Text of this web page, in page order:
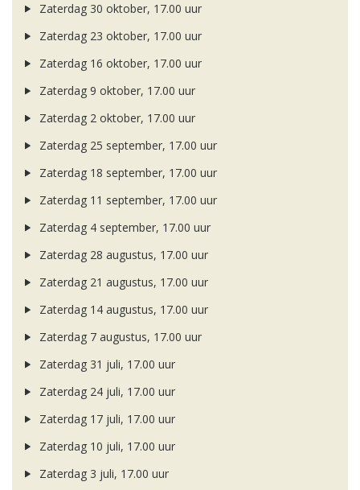
Zaterdag 30 oktober, 17.00 uur
Zaterdag 23 oktober, 17.00 uur
Zaterdag 16 oktober, 17.00 uur
Zaterdag 9 oktober, 17.00 uur
Zaterdag 2 oktober, 17.00 uur
Zaterdag 25 september, 17.00 uur
Zaterdag 18 september, 17.00 uur
Zaterdag 11 september, 17.00 uur
Zaterdag 4 september, 17.00 uur
Zaterdag 28 augustus, 17.00 uur
Zaterdag 21 augustus, 17.00 uur
Zaterdag 14 augustus, 17.00 uur
Zaterdag 7 augustus, 17.00 uur
Zaterdag 31 juli, 17.00 uur
Zaterdag 24 juli, 17.00 uur
Zaterdag 17 juli, 17.00 uur
Zaterdag 10 juli, 17.00 uur
Zaterdag 3 juli, 17.00 uur